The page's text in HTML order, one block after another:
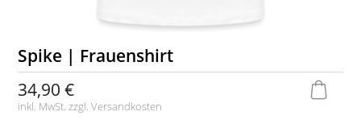
Spike | Frauenshirt
34,90 €
inkl. MwSt. zzgl.Versandkosten